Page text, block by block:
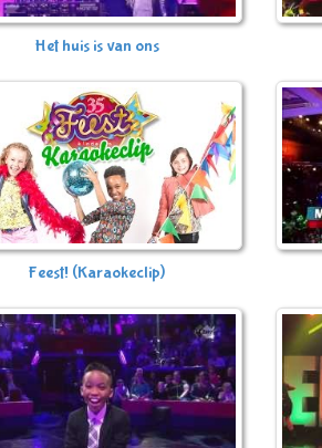
Het huis is van ons
Feest! (Karaokeclip)